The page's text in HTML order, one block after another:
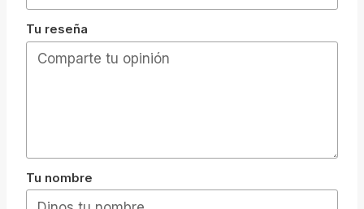
Tu reseña
Tu nombre